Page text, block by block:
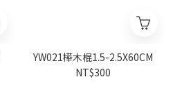
YW021樺木棍1.5-2.5X60CM
NT$300